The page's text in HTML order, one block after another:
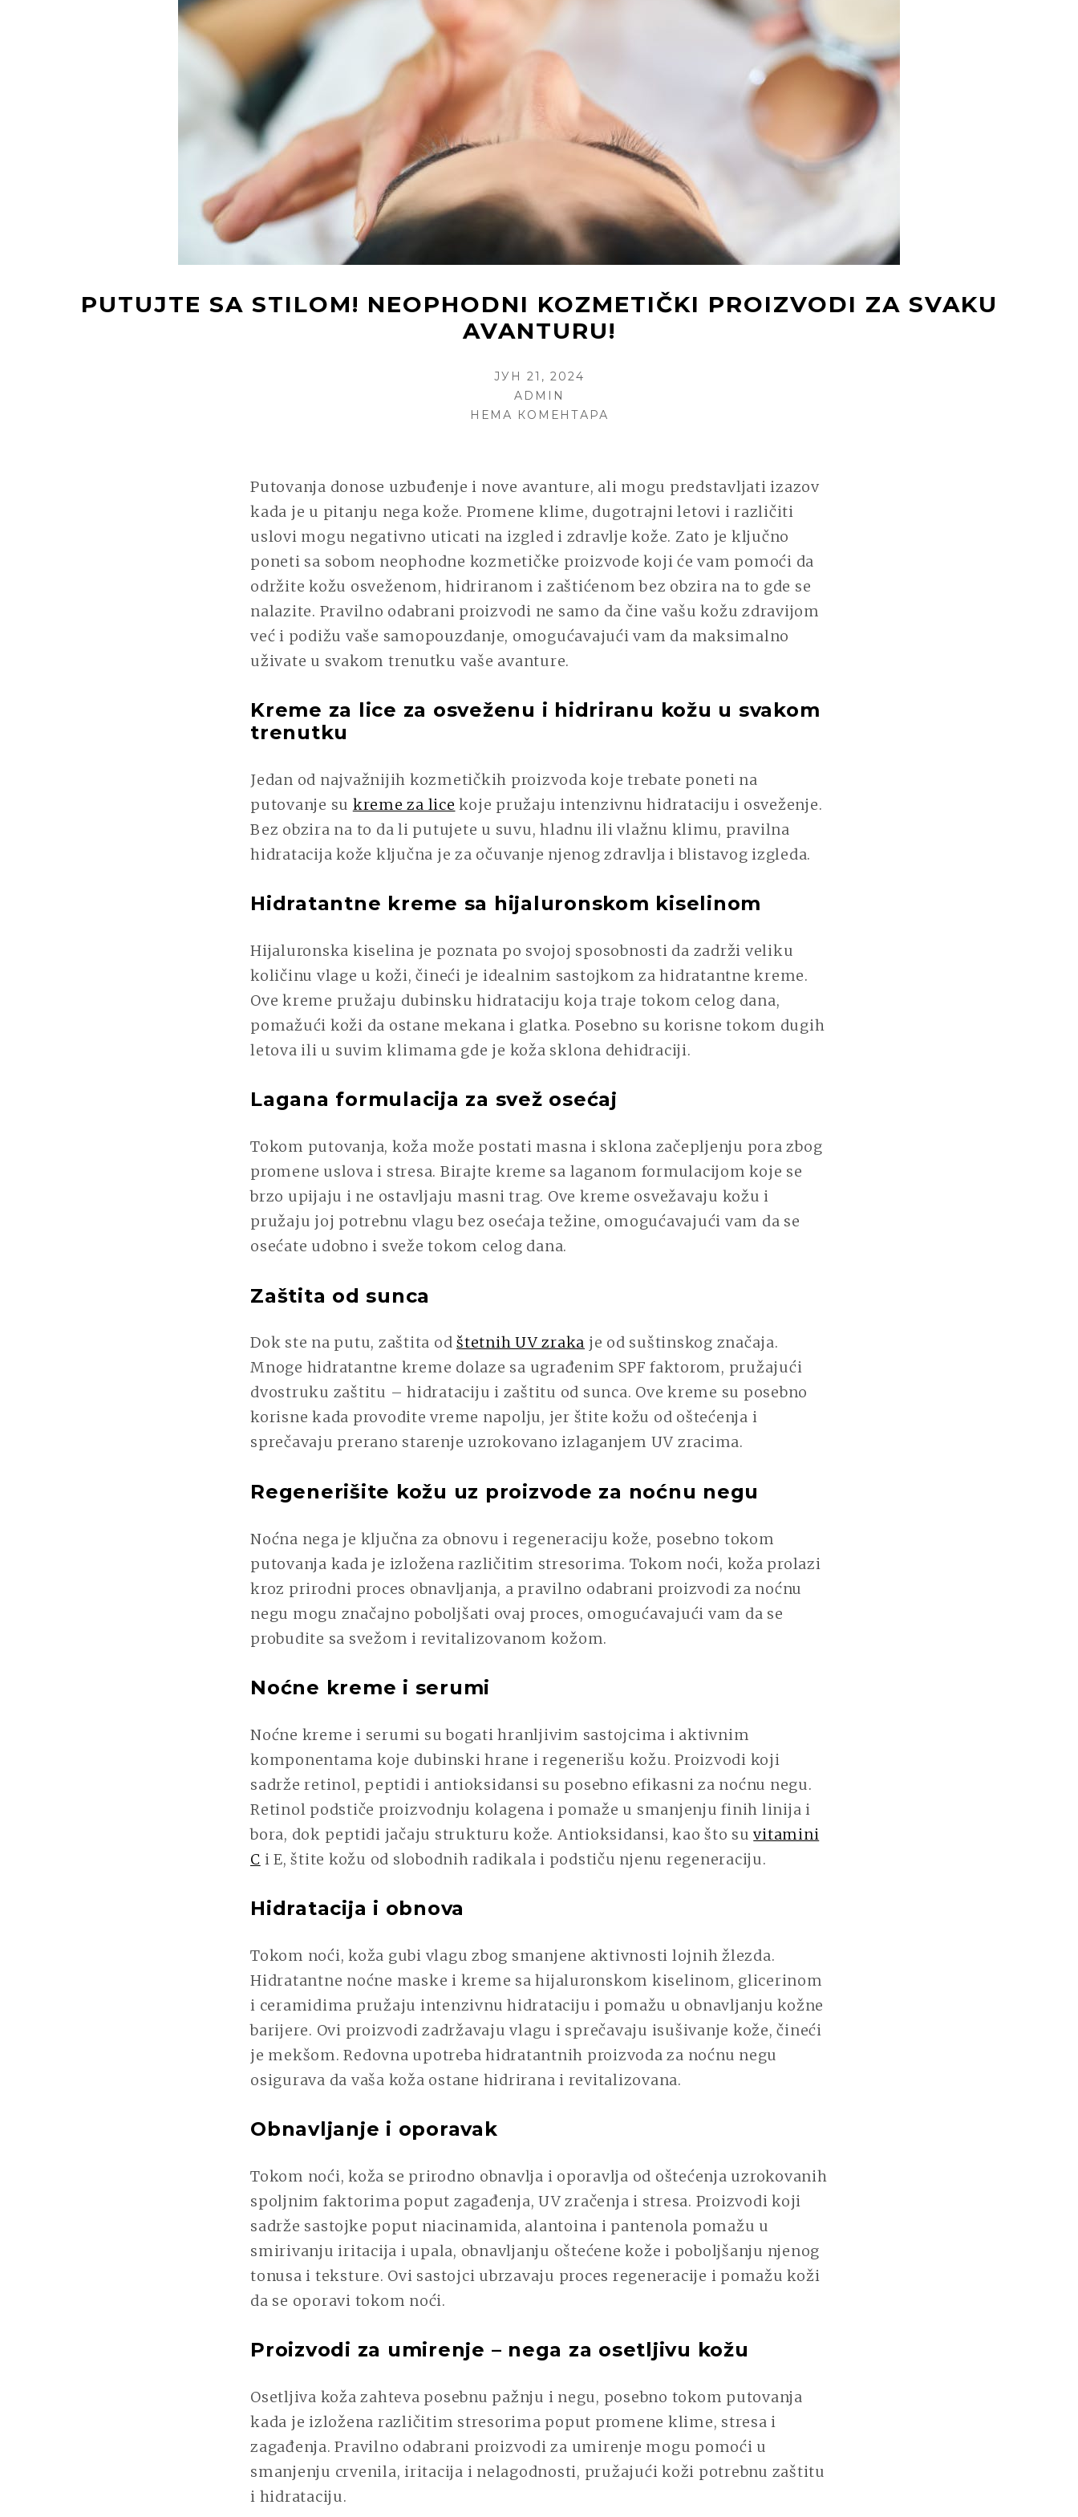
PUTUJTE SA STILOM! NEOPHODNI KOZMETIČKI PROIZVODI ZA SVAKU
AVANTURU!
POSTED
ON
ЈУН 21, 2024
AUTHOR
ADMIN
НЕМА КОМЕНТАРА
NEOPHODNI
KOZMETIČKI
PROIZVODI
ZA
SVAKU
AVANTURU!
Putovanja donose uzbuđenje i nove avanture, ali mogu predstavljati izazov
kada je u pitanju nega kože. Promene klime, dugotrajni letovi i različiti
uslovi mogu negativno uticati na izgled i zdravlje kože. Zato je ključno
poneti sa sobom neophodne kozmetičke proizvode koji će vam pomoći da
održite kožu osveženom, hidriranom i zaštićenom bez obzira na to gde se
nalazite. Pravilno odabrani proizvodi ne samo da čine vašu kožu zdravijom
već i podižu vaše samopouzdanje, omogućavajući vam da maksimalno
uživate u svakom trenutku vaše avanture.
Kreme za lice za osveženu i hidriranu kožu u svakom
trenutku
Jedan od najvažnijih kozmetičkih proizvoda koje trebate poneti na
putovanje su kreme za lice koje pružaju intenzivnu hidrataciju i osveženje.
Bez obzira na to da li putujete u suvu, hladnu ili vlažnu klimu, pravilna
hidratacija kože ključna je za očuvanje njenog zdravlja i blistavog izgleda.
Hidratantne kreme sa hijaluronskom kiselinom
Hijaluronska kiselina je poznata po svojoj sposobnosti da zadrži veliku
količinu vlage u koži, čineći je idealnim sastojkom za hidratantne kreme.
Ove kreme pružaju dubinsku hidrataciju koja traje tokom celog dana,
pomažući koži da ostane mekana i glatka. Posebno su korisne tokom dugih
letova ili u suvim klimama gde je koža sklona dehidraciji.
Lagana formulacija za svež osećaj
Tokom putovanja, koža može postati masna i sklona začepljenju pora zbog
promene uslova i stresa. Birajte kreme sa laganom formulacijom koje se
brzo upijaju i ne ostavljaju masni trag. Ove kreme osvežavaju kožu i
pružaju joj potrebnu vlagu bez osećaja težine, omogućavajući vam da se
osećate udobno i sveže tokom celog dana.
Zaštita od sunca
Dok ste na putu, zaštita od štetnih UV zraka je od suštinskog značaja.
Mnoge hidratantne kreme dolaze sa ugrađenim SPF faktorom, pružajući
dvostruku zaštitu – hidrataciju i zaštitu od sunca. Ove kreme su posebno
korisne kada provodite vreme napolju, jer štite kožu od oštećenja i
sprečavaju prerano starenje uzrokovano izlaganjem UV zracima.
Regenerišite kožu uz proizvode za noćnu negu
Noćna nega je ključna za obnovu i regeneraciju kože, posebno tokom
putovanja kada je izložena različitim stresorima. Tokom noći, koža prolazi
kroz prirodni proces obnavljanja, a pravilno odabrani proizvodi za noćnu
negu mogu značajno poboljšati ovaj proces, omogućavajući vam da se
probudite sa svežom i revitalizovanom kožom.
Noćne kreme i serumi
Noćne kreme i serumi su bogati hranljivim sastojcima i aktivnim
komponentama koje dubinski hrane i regenerišu kožu. Proizvodi koji
sadrže retinol, peptidi i antioksidansi su posebno efikasni za noćnu negu.
Retinol podstiče proizvodnju kolagena i pomaže u smanjenju finih linija i
bora, dok peptidi jačaju strukturu kože. Antioksidansi, kao što suvitamini
C i E, štite kožu od slobodnih radikala i podstiču njenu regeneraciju.
Hidratacija i obnova
Tokom noći, koža gubi vlagu zbog smanjene aktivnosti lojnih žlezda.
Hidratantne noćne maske i kreme sa hijaluronskom kiselinom, glicerinom
i ceramidima pružaju intenzivnu hidrataciju i pomažu u obnavljanju kožne
barijere. Ovi proizvodi zadržavaju vlagu i sprečavaju isušivanje kože, čineći
je mekšom. Redovna upotreba hidratantnih proizvoda za noćnu negu
osigurava da vaša koža ostane hidrirana i revitalizovana.
Obnavljanje i oporavak
Tokom noći, koža se prirodno obnavlja i oporavlja od oštećenja uzrokovanih
spoljnim faktorima poput zagađenja, UV zračenja i stresa. Proizvodi koji
sadrže sastojke poput niacinamida, alantoina i pantenola pomažu u
smirivanju iritacija i upala, obnavljanju oštećene kože i poboljšanju njenog
tonusa i teksture. Ovi sastojci ubrzavaju proces regeneracije i pomažu koži
da se oporavi tokom noći.
Proizvodi za umirenje – nega za osetljivu kožu
Osetljiva koža zahteva posebnu pažnju i negu, posebno tokom putovanja
kada je izložena različitim stresorima poput promene klime, stresa i
zagađenja. Pravilno odabrani proizvodi za umirenje mogu pomoći u
smanjenju crvenila, iritacija i nelagodnosti, pružajući koži potrebnu zaštitu
i hidrataciju.